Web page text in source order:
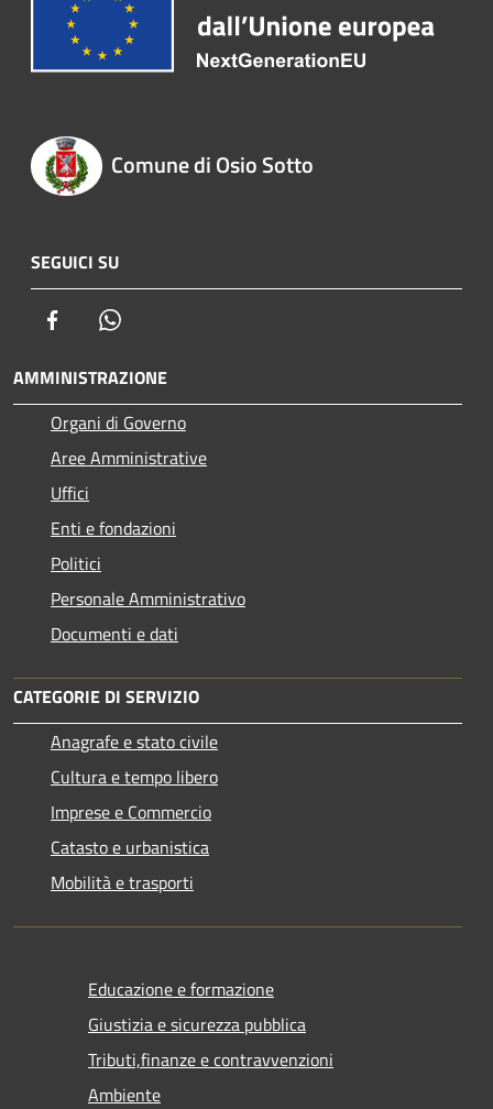
Comune di Osio Sotto
SEGUICI SU
Facebook
AMMINISTRAZIONE
Organi di Governo
Aree Amministrative
Uffici
Enti e fondazioni
Politici
Personale Amministrativo
Documenti e dati
CATEGORIE DI SERVIZIO
Anagrafe e stato civile
Cultura e tempo libero
Imprese e Commercio
Catasto e urbanistica
Mobilità e trasporti
Educazione e formazione
Giustizia e sicurezza pubblica
Tributi,finanze e contravvenzioni
Ambiente